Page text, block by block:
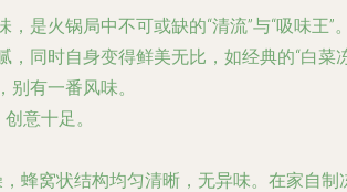
是火锅局中不可或缺的“清流”与“吸味王”。
同时自身变得鲜美无比，如经典的“白菜
有一番风味。
意十足。
蜂窝状结构均匀清晰，无异味。在家自